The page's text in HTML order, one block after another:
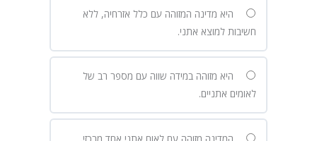
היא מדינה המזוהה עם כלל אזרחיה, ללא
חשיבות למוצא אתני.
היא מזוהה במידה שווה עם מספר רב של
לאומים אתניים.
המדינה מזוהה עם לאום אתני אחד מרכזי,